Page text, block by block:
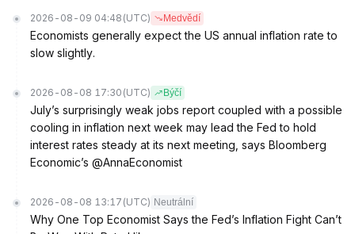
2026-08-09 04:48 (UTC) Medvědí
Economists generally expect the US annual inflation rate to
slow slightly.
2026-08-08 17:30 (UTC) Býčí
July’s surprisingly weak jobs report coupled with a possible
cooling in inflation next week may lead the Fed to hold
interest rates steady at its next meeting, says Bloomberg
Economic’s @AnnaEconomist
2026-08-08 13:17 (UTC) Neutrální
Why One Top Economist Says the Fed’s Inflation Fight Can’t